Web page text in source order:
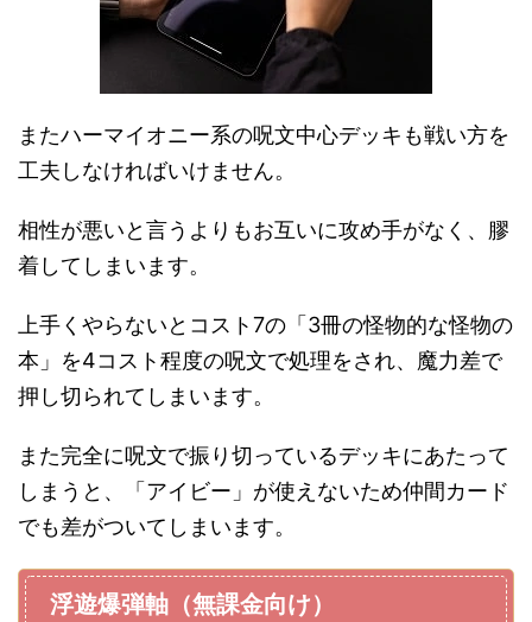
またハーマイオニー系の呪文中心デッキも戦い方を
工夫しなければいけません。
相性が悪いと言うよりもお互いに攻め手がなく、膠
着してしまいます。
上手くやらないとコスト7の「3冊の怪物的な怪物の
本」を4コスト程度の呪文で処理をされ、魔力差で
押し切られてしまいます。
また完全に呪文で振り切っているデッキにあたって
しまうと、「アイビー」が使えないため仲間カード
でも差がついてしまいます。
浮遊爆弾軸（無課金向け）